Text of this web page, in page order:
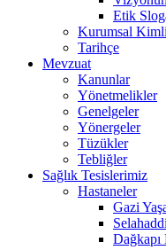
Etik
Kurumsal
Tarihçe
Mevzuat
Kanunlar
Yönetmelikler
Genelgeler
Yönergeler
Tüzükler
Tebliğler
Sağlık Tesislerimiz
Hastaneler
Gazi
Dağkapı